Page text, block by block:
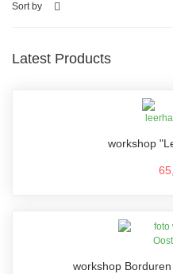
Sort by
Latest Products
workshop
workshop